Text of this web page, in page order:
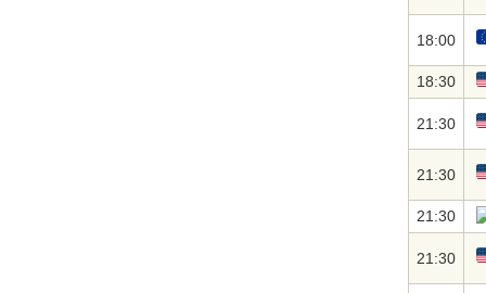
18:00
18:30
21:30
21:30
21:30
21:30